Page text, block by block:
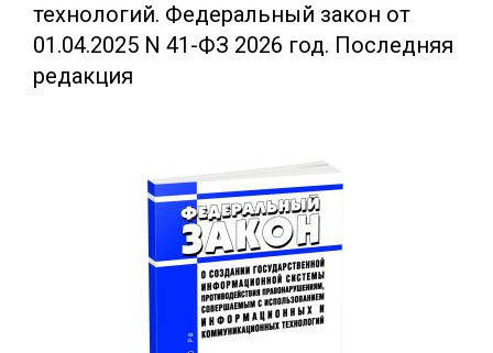
технологий. Федеральный закон от
01.04.2025 N 41-ФЗ 2026 год. Последняя
редакция